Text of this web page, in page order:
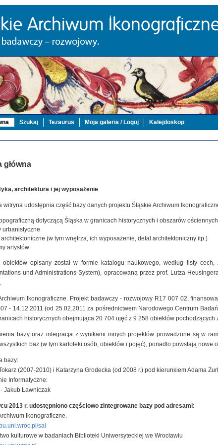
Szukaj Tezaurus Moja galeria / Loguj Kalejdoskop
główna
architektura i jej wyposażenie
witryna udostępnia część bazy danych projektu Śląskie Archiwum
dotyczącą Śląska w granicach historycznych i obszarów ościennych
urbanistyczne
(w tym wnętrza, ich wyposażenie, detal architektoniczny itp.)
artystów
obiektów opisany został w formie katalogu naukowego, według listy
und Administrations-System), opracowaną przez prof. Lutza
Ikonograficzne. Projekt badawczy - rozwojowy R17 007 02,
- 14.12.2011 (od 25.02.2011 za pośrednictwem Narodowego Centrum
historycznych obejmująca 20 704 ujęć z 9 258 obiektów pochodzących
bazy oraz integracja z wynikami innych projektów prowadzone są w
baz (w tym kartoteki osób, obiektów i pojęć), ponadto powstają nowe
bazy:
(2007-2010) i Katarzyna Grodecka (od 2008 r.) pod kierunkiem Adama
Informatyczne:
Jakub Ławniczak
2013 r. udostępniono częściowo zintegrowane bazy pod adresami:
Ikonograficzne.
sai
kulturowe w badaniach Biblioteki Uniwersyteckiej we Wrocławiu